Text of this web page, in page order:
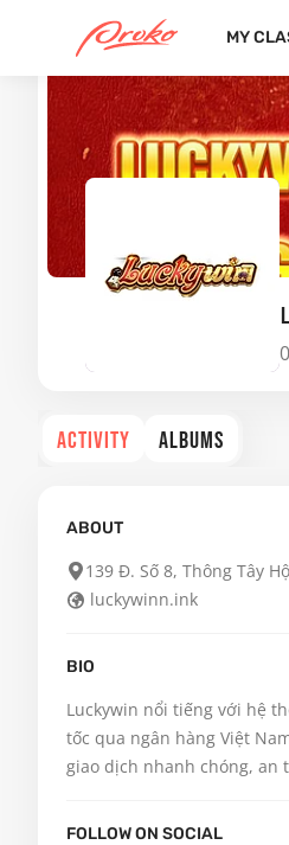
MY
0
ACTIVITY ALBUMS
ABOUT
139 Đ. Số 8, Thông Tây
luckywinn.ink
BIO
Luckywin nổi tiếng với hệ
tốc qua ngân hàng Việt
giao dịch nhanh chóng, an
FOLLOW ON SOCIAL